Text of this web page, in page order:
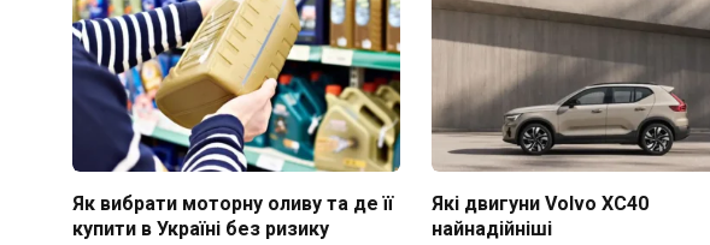
Як вибрати моторну оливу та де її
купити в Україні без ризику
Які двигуни Volvo XC40
найнадійніші